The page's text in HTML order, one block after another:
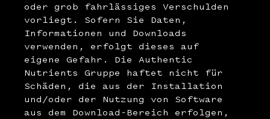
oder grob fahrlässiges Verschulden
vorliegt. Sofern Sie Daten,
Informationen und Downloads
verwenden, erfolgt dieses auf
eigene Gefahr. Die Authentic
Nutrients Gruppe haftet nicht für
Schäden, die aus der Installation
und/oder der Nutzung von Software
aus dem Download-Bereich erfolgen,